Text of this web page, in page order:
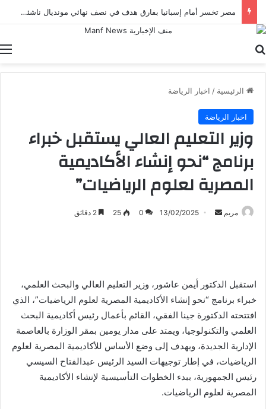
مصر تخسر أمام إسبانيا بفارق هدف في نصف نهائي مونديال ناشئات اليد تحت 18 عامًا
الرئيسية / اخبار الرياضة
اخبار الرياضة
وزير التعليم العالي يستقبل خبراء
برنامج “نحو إنشاء الأكاديمية
المصرية لعلوم الرياضيات”
مريم
أرسل 13/02/2025
0
25
استقبل الدكتور أيمن عاشور، وزير التعليم العالي والبحث العلمي،
خبراء برنامج “نحو إنشاء الأكاديمية المصرية لعلوم الرياضيات”، الذي
افتتحته الدكتورة جينا الفقي، القائم بأعمال رئيس أكاديمية البحث
العلمي والتكنولوجيا، ويمتد على مدار يومين بمقر الوزارة بالعاصمة
الإدارية الجديدة، ويهدف إلى وضع الأساس للأكاديمية المصرية لعلوم
الرياضيات، في إطار توجيهات السيد الرئيس عبدالفتاح السيسي
رئيس الجمهورية، ببدء الخطوات التأسيسية لإنشاء الأكاديمية
المصرية لعلوم الرياضيات.